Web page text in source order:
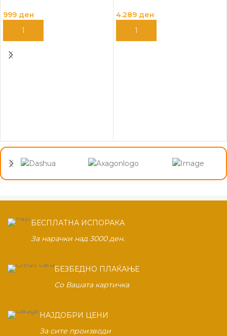
999 ден
ДОДАЈ ВО КОШНИЦА
4.289 ден
ДОДАЈ ВО КОШНИЦА
БЕСПЛАТНА ИСПОРАКА
За нарачки над 3000 ден.
БЕЗБЕДНО ПЛАЌАЊЕ
Со Вашата картичка
НАЈДОБРИ ЦЕНИ
За сите производи